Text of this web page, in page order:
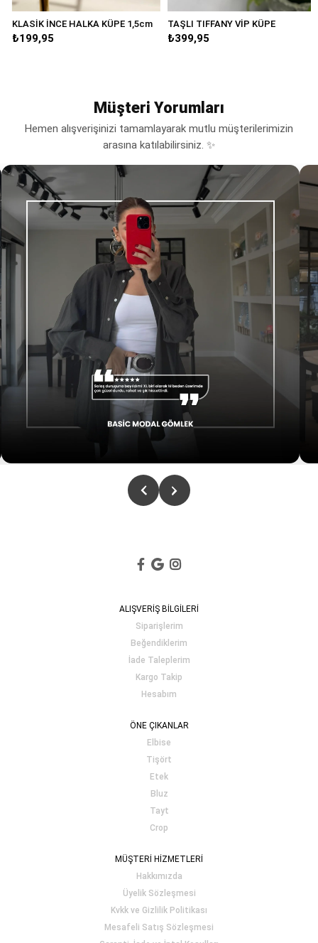
KLASİK İNCE HALKA KÜPE 1,5cm
₺199,95
TAŞLI TIFFANY VİP KÜPE
₺399,95
Müşteri Yorumları
Hemen alışverişinizi tamamlayarak mutlu müşterilerimizin
arasına katılabilirsiniz. ✨
ALIŞVERİŞ BİLGİLERİ
Siparişlerim
Beğendiklerim
İade Taleplerim
Kargo Takip
Hesabım
ÖNE ÇIKANLAR
Elbise
Tişört
Etek
Bluz
Tayt
Crop
MÜŞTERİ HİZMETLERİ
Hakkımızda
Üyelik Sözleşmesi
Kvkk ve Gizlilik Politikası
Mesafeli Satış Sözleşmesi